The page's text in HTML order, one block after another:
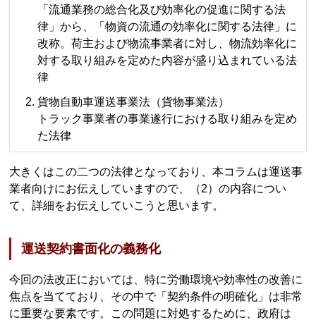
「流通業務の総合化及び効率化の促進に関する法
律」から、「物資の流通の効率化に関する法律」に
改称。荷主および物流事業者に対し、物流効率化に
対する取り組みを定めた内容が盛り込まれている法
律
貨物自動車運送事業法（貨物事業法）
トラック事業者の事業遂行における取り組みを定め
た法律
大きくはこの二つの法律となっており、本コラムは運送事
業者向けにお伝えしていますので、（2）の内容につい
て、詳細をお伝えしていこうと思います。
運送契約書面化の義務化
今回の法改正においては、特に労働環境や効率性の改善に
焦点を当てており、その中で「契約条件の明確化」は非常
に重要な要素です。この問題に対処するために、政府は